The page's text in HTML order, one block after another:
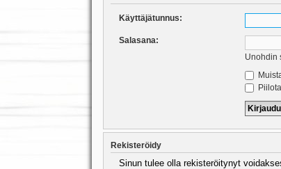
Käyttäjätunnus:
Salasana:
Unohdin
Rekisteröidy
Sinun tulee olla rekisteröitynyt